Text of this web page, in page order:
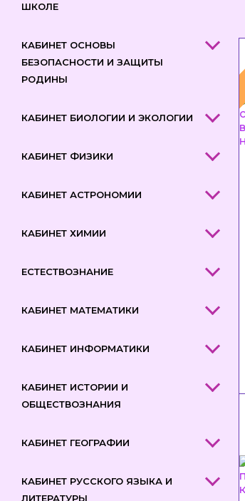
ШКОЛЕ
КАБИНЕТ ОСНОВЫ
БЕЗОПАСНОСТИ И ЗАЩИТЫ
РОДИНЫ
КАБИНЕТ БИОЛОГИИ И ЭКОЛОГИИ
КАБИНЕТ ФИЗИКИ
КАБИНЕТ АСТРОНОМИИ
КАБИНЕТ ХИМИИ
ЕСТЕСТВОЗНАНИЕ
КАБИНЕТ МАТЕМАТИКИ
КАБИНЕТ ИНФОРМАТИКИ
КАБИНЕТ ИСТОРИИ И
ОБЩЕСТВОЗНАНИЯ
КАБИНЕТ ГЕОГРАФИИ
КАБИНЕТ РУССКОГО ЯЗЫКА И
ЛИТЕРАТУРЫ